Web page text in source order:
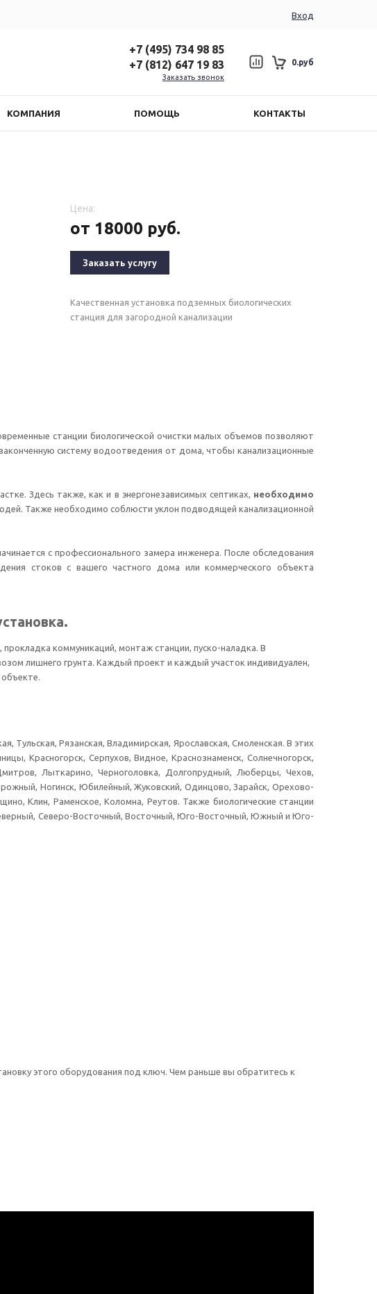
Вход
+7 (495) 734 98 85
+7 (812) 647 19 83
Заказать звонок
0.руб
КОМПАНИЯ ПОМОЩЬ КОНТАКТЫ
Цена:
от 18000 руб.
Заказать услугу
Качественная установка подземных биологических
станция для загородной канализации
станции биологической очистки малых объемов позволяют
систему водоотведения от дома, чтобы канализационные
Здесь также, как и в энергонезависимых септиках, необходимо
Также необходимо соблюсти уклон подводящей канализационной
с профессионального замера инженера. После обследования
стоков с вашего частного дома или коммерческого объекта
коммуникаций, монтаж станции, пуско-наладка. В
лишнего грунта. Каждый проект и каждый участок индивидуален,
Рязанская, Владимирская, Ярославская, Смоленская. В этих
Красногорск, Серпухов, Видное, Краснознаменск, Солнечногорск,
Лыткарино, Черноголовка, Долгопрудный, Люберцы, Чехов,
Ногинск, Юбилейный, Жуковский, Одинцово, Зарайск, Орехово-
Клин, Раменское, Коломна, Реутов. Также биологические станции
Северо-Восточный, Восточный, Юго-Восточный, Южный и Юго-
этого оборудования под ключ. Чем раньше вы обратитесь к